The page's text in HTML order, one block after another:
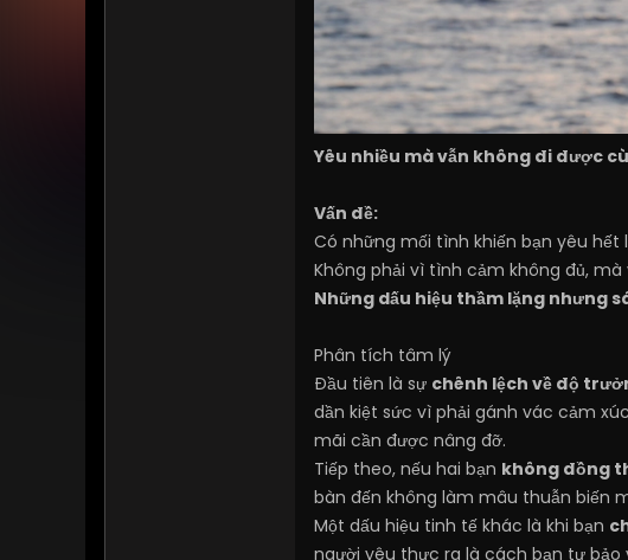
Yêu nhiều mà vẫn không đi được
Vấn đề:
Có những mối tình khiến bạn yêu
Không phải vì tình cảm không đủ,
Những dấu hiệu thầm lặng nhưng
Phân tích tâm lý
Đầu tiên là sự chênh lệch về độ
dần kiệt sức vì phải gánh vác cảm
mãi cần được nâng đỡ.
Tiếp theo, nếu hai bạn không đồng
bàn đến không làm mâu thuẫn biến
Một dấu hiệu tinh tế khác là khi bạn
người yêu thực ra là cách bạn tự